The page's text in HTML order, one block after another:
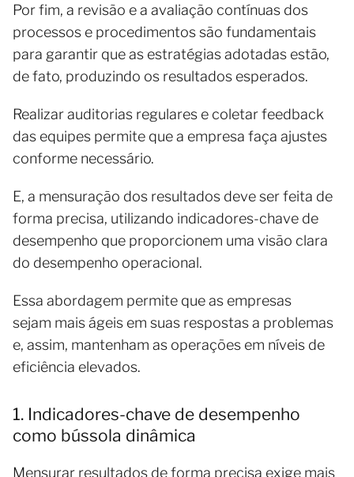
Por fim, a revisão e a avaliação contínuas dos
processos e procedimentos são fundamentais
para garantir que as estratégias adotadas estão,
de fato, produzindo os resultados esperados.
Realizar auditorias regulares e coletar feedback
das equipes permite que a empresa faça ajustes
conforme necessário.
E, a mensuração dos resultados deve ser feita de
forma precisa, utilizando indicadores-chave de
desempenho que proporcionem uma visão clara
do desempenho operacional.
Essa abordagem permite que as empresas
sejam mais ágeis em suas respostas a problemas
e, assim, mantenham as operações em níveis de
eficiência elevados.
1. Indicadores-chave de desempenho
como bússola dinâmica
Mensurar resultados de forma precisa exige mais